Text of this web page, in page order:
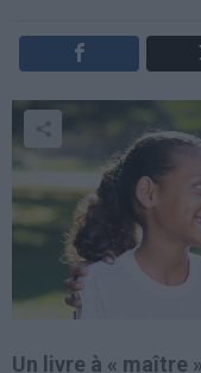
Un livre à « maître